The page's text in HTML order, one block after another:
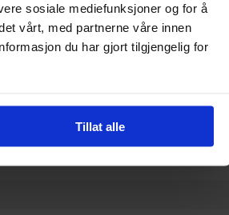
sosiale mediefunksjoner og for å
vårt, med partnerne våre innen
du har gjort tilgjengelig for
Tillat alle
ogLitterær